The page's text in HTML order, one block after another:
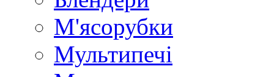
М'ясорубки
Мультипечі